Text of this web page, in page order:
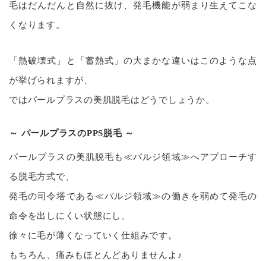
毛はだんだんと自然に抜け、発毛機能が弱まり生えてこな
くなります。
「熱破壊式」と「蓄熱式」の大まかな違いはこのような点
が挙げられますが、
ではパールプラスの美肌脱毛はどうでしょうか。
～ パールプラスのPPS脱毛 ～
パールプラスの美肌脱毛も≪バルジ領域≫へアプローチす
る脱毛方式で、
発毛の司令塔である≪バルジ領域≫の働きを弱めて発毛の
命令を出しにくい状態にし、
徐々に毛が薄くなっていく仕組みです。
もちろん、痛みもほとんどありませんよ♪